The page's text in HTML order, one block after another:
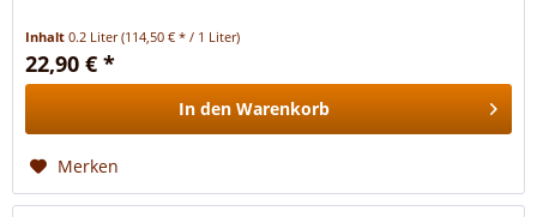
Inhalt0.2 Liter(114,50 € * / 1 Liter)
22,90 € *
In den Warenkorb
Merken